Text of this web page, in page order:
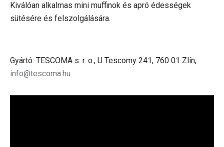
Kiválóan alkalmas mini muffinok és apró édességek
sütésére és felszolgálására.
Gyártó: TESCOMA s. r. o., U Tescomy 241, 760 01 Zlín;
info@tescoma.hu